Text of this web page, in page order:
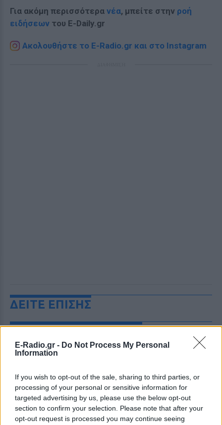
E-Radio.gr - Do Not Process My Personal
Information
If you wish to opt-out of the sale, sharing to third parties, or
processing of your personal or sensitive information for
targeted advertising by us, please use the below opt-out
section to confirm your selection. Please note that after your
opt-out request is processed you may continue seeing
Για ακόμη περισσότερα νέα, μπείτε στην ροή
ειδήσεων του E-Daily.gr
Ακολουθήστε το E-Radio.gr και στο Instagram
ΔΕΙΤΕ ΕΠΙΣΗΣ
ΣΤΗΝ ΙΔΙΑ ΚΑΤΗΓΟΡΙΑ
Τροχαίο στις Σέρρες: «Έχασα τη
έχασα όλα» ‑ Ο πόνος του
πατέρα
ΣΉΜΕΡΑ
Μητέρα 43 ετών και ο 21χρονος γιος της
σκοτώθηκαν σε μετωπική σύγκρουση με